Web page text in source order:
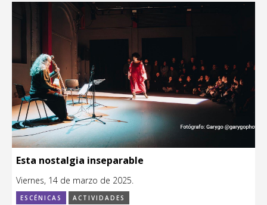
Esta nostalgia inseparable
Viernes, 14 de marzo de 2025.
ESCÉNICAS
ACTIVIDADES